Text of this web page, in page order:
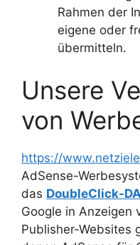
Rahmen der
eigene oder
übermitteln.
Unsere
von
https://
AdSense-
das DoubleClick-
Google in
Publisher-Websites